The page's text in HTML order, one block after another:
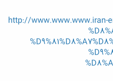
http://www.www.www.iran-